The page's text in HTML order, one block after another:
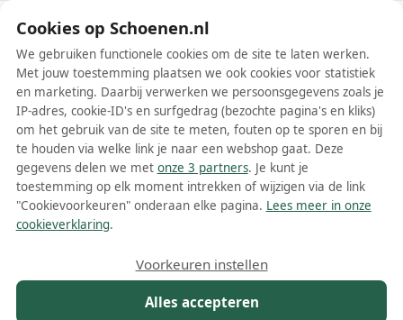
Schoenen.nl
Wis filters Alle filters
Dune London damesschoenen
Meer lezen
Kleur Prijs
Cookies op Schoenen.nl
We gebruiken functionele cookies om de site te laten werken.
Met jouw toestemming plaatsen we ook cookies voor statistiek
en marketing. Daarbij verwerken we persoonsgegevens zoals je
IP-adres, cookie-ID's en surfgedrag (bezochte pagina's en kliks)
om het gebruik van de site te meten, fouten op te sporen en bij
te houden via welke link je naar een webshop gaat. Deze
gegevens delen we met onze 3 partners. Je kunt je
toestemming op elk moment intrekken of wijzigen via de link
"Cookievoorkeuren" onderaan elke pagina. Lees meer in onze
cookieverklaring.
Alles accepteren
Voorkeuren instellen